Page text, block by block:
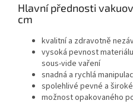
Hlavní přednosti
cm
kvalitní a zdravotně
vysoká pevnost
sous-vide vaření
snadná a rychlá
spolehlivé pevné a
možnost opakovaného